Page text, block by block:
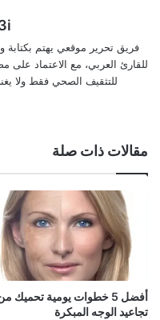
فريق تحرير موقعي يهتم
للقارئ العربي، مع الاعتماد على
للتثقيف الصحي فقط ولا
مقالات ذات صلة
أفضل 5 خطوات يومية تحميك
تجاعيد الوجه المبكرة